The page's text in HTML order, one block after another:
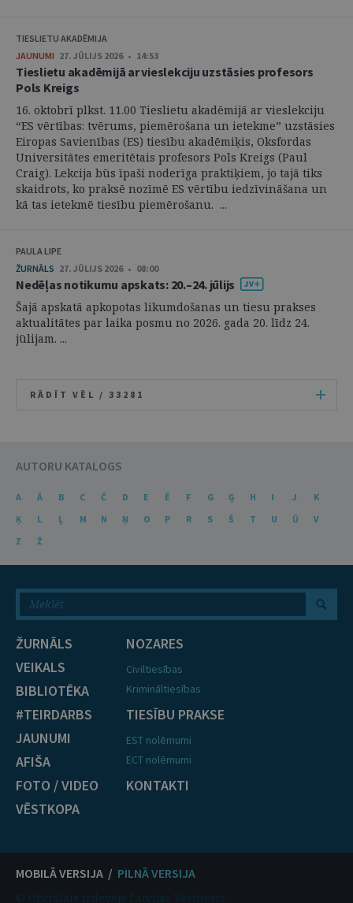
TIESLIETU AKADĒMIJA
JAUNUMI 27. JŪLIJS 2026 • 14:53
Tieslietu akadēmijā ar vieslekciju uzstāsies profesors
Pols Kreigs
16. oktobrī plkst. 11.00 Tieslietu akadēmijā ar vieslekciju
“ES vērtības: tvērums, piemērošana un ietekme” uzstāsies
Eiropas Savienības (ES) tiesību akadēmiķis, Oksfordas
Universitātes emeritētais profesors Pols Kreigs (Paul
Craig). Lekcija būs īpaši noderīga praktiķiem, jo tajā tiks
skaidrots, ko praksē nozīmē ES vērtību iedzīvināšana un
kā tas ietekmē tiesību piemērošanu. ...
PAULA LIPE
ŽURNĀLS 27. JŪLIJS 2026 • 08:00
Nedēļas notikumu apskats: 20.–24. jūlijs
Šajā apskatā apkopotas likumdošanas un tiesu prakses
aktualitātes par laika posmu no 2026. gada 20. līdz 24.
jūlijam. ...
RĀDĪT VĒL / 33281
AUTORU KATALOGS
A Ā B C Č D E Ē F G Ģ H I J
K
Ķ
L Ļ M N Ņ O P R S Š T U Ū
V
Z
Ž
ŽURNĀLS
VEIKALS
BIBLIOTĒKA
#TEIRDARBS
JAUNUMI
AFIŠA
FOTO / VIDEO
VĒSTKOPA
NOZARES
Civiltiesības
Krimināltiesības
TIESĪBU PRAKSE
EST nolēmumi
ECT nolēmumi
KONTAKTI
MOBILĀ VERSIJA / PILNĀ VERSIJA
© Oficiālais izdevējs Latvijas Vēstnesis